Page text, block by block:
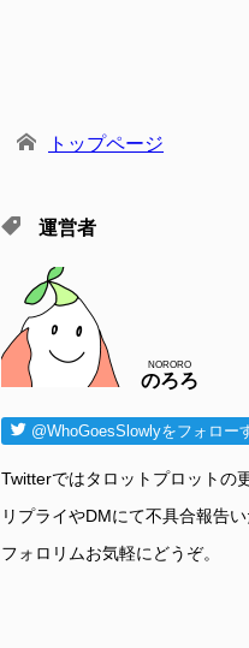
トップページ
運営者
のろろ
NORORO
@WhoGoesSlowlyをフォロー
Twitterではタロットプロットの
リプライやDMにて不具合報告
フォロリムお気軽にどうぞ。